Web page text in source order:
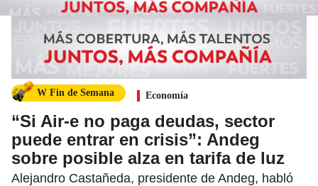
W Fin de Semana Economía
“Si Air-e no paga deudas, sector
puede entrar en crisis”: Andeg
sobre posible alza en tarifa de luz
Alejandro Castañeda, presidente de Andeg, habló